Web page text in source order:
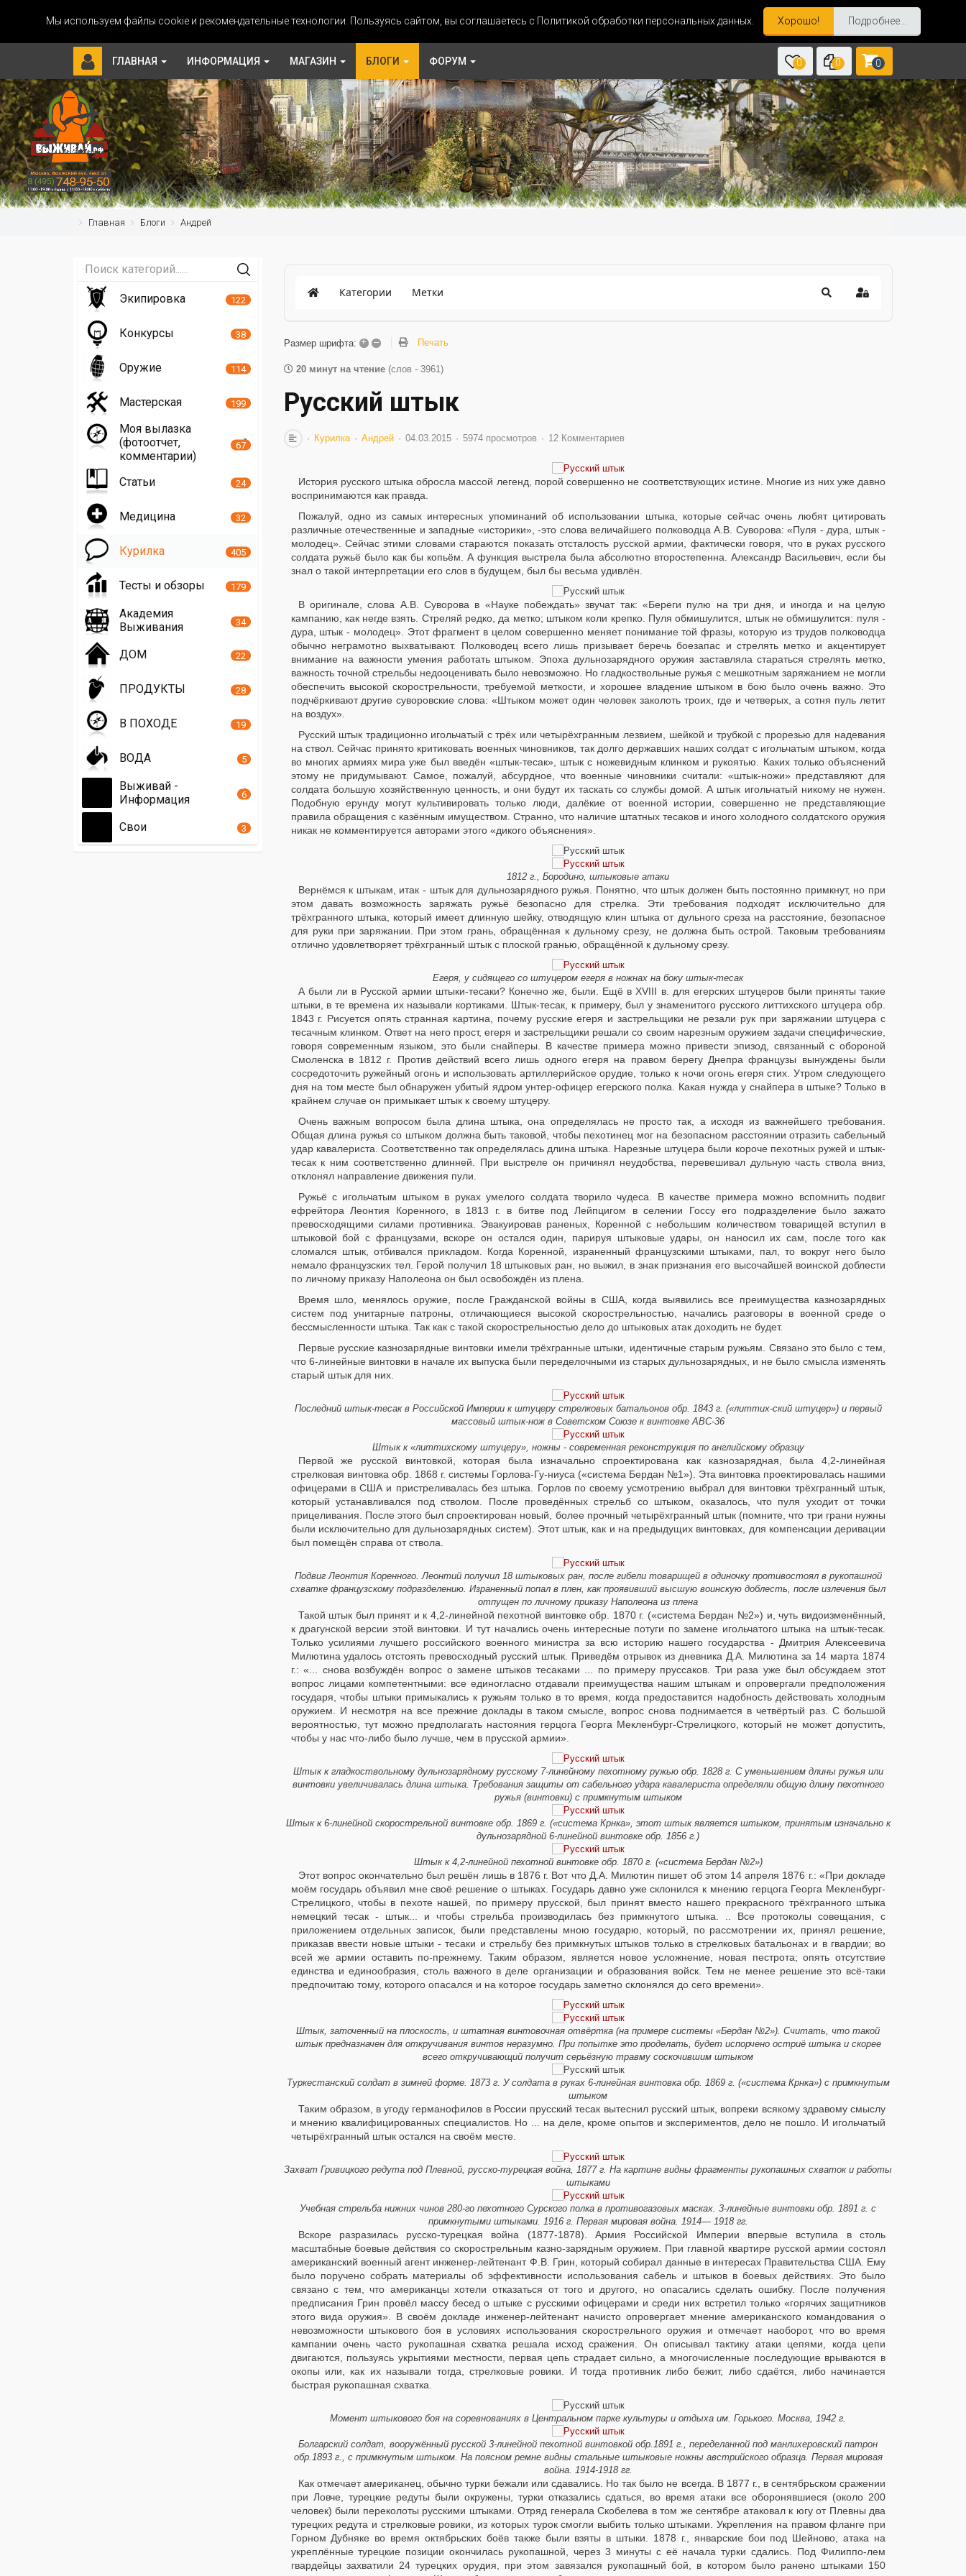
Мы используем файлы cookie и рекомендательные технологии. Пользуясь сайтом, вы соглашаетесь с Политикой обработки персональных данных. Хорошо! Подробнее...
ГЛАВНАЯ ИНФОРМАЦИЯ МАГАЗИН БЛОГИ ФОРУМ 0 0 0
Главная Блоги Андрей
Категории Метки
Размер шрифта: + – Печать
20 минут на чтение (слов - 3961)
Русский штык
Курилка Андрей 04.03.2015 5974 просмотров 12 Комментариев
История русского штыка обросла массой легенд, порой совершенно не соответствующих истине. Многие из них уже давно
воспринимаются как правда.
Пожалуй, одно из самых интересных упоминаний об использовании штыка, которые сейчас очень любят цитировать
различные отечественные и западные «историки», -это слова величайшего полководца А.В. Суворова: «Пуля - дура, штык -
молодец». Сейчас этими словами стараются показать отсталость русской армии, фактически говоря, что в руках русского
солдата ружьё было как бы копьём. А функция выстрела была абсолютно второстепенна. Александр Васильевич, если бы
знал о такой интерпретации его слов в будущем, был бы весьма удивлён.
В оригинале, слова А.В. Суворова в «Науке побеждать» звучат так: «Береги пулю на три дня, и иногда и на целую
кампанию, как негде взять. Стреляй редко, да метко; штыком коли крепко. Пуля обмишулится, штык не обмишулится: пуля -
дура, штык - молодец». Этот фрагмент в целом совершенно меняет понимание той фразы, которую из трудов полководца
обычно неграмотно выхватывают. Полководец всего лишь призывает беречь боезапас и стрелять метко и акцентирует
внимание на важности умения работать штыком. Эпоха дульнозарядного оружия заставляла стараться стрелять метко,
важность точной стрельбы недооценивать было невозможно. Но гладкоствольные ружья с мешкотным заряжанием не могли
обеспечить высокой скорострельности, требуемой меткости, и хорошее владение штыком в бою было очень важно. Это
подчёркивают другие суворовские слова: «Штыком может один человек заколоть троих, где и четверых, а сотня пуль летит
на воздух».
Русский штык традиционно игольчатый с трёх или четырёхгранным лезвием, шейкой и трубкой с прорезью для надевания
на ствол. Сейчас принято критиковать военных чиновников, так долго державших наших солдат с игольчатым штыком, когда
во многих армиях мира уже был введён «штык-тесак», штык с ножевидным клинком и рукоятью. Каких только объяснений
этому не придумывают. Самое, пожалуй, абсурдное, что военные чиновники считали: «штык-ножи» представляют для
солдата большую хозяйственную ценность, и они будут их таскать со службы домой. А штык игольчатый никому не нужен.
Подобную ерунду могут культивировать только люди, далёкие от военной истории, совершенно не представляющие
правила обращения с казённым имуществом. Странно, что наличие штатных тесаков и иного холодного солдатского оружия
никак не комментируется авторами этого «дикого объяснения».
1812 г., Бородино, штыковые атаки
Вернёмся к штыкам, итак - штык для дульнозарядного ружья. Понятно, что штык должен быть постоянно примкнут, но при
этом давать возможность заряжать ружьё безопасно для стрелка. Эти требования подходят исключительно для
трёхгранного штыка, который имеет длинную шейку, отводящую клин штыка от дульного среза на расстояние, безопасное
для руки при заряжании. При этом грань, обращённая к дульному срезу, не должна быть острой. Таковым требованиям
отлично удовлетворяет трёхгранный штык с плоской гранью, обращённой к дульному срезу.
Егеря, у сидящего со штуцером егеря в ножнах на боку штык-тесак
А были ли в Русской армии штыки-тесаки? Конечно же, были. Ещё в XVIII в. для егерских штуцеров были приняты такие
штыки, в те времена их называли кортиками. Штык-тесак, к примеру, был у знаменитого русского литтихского штуцера обр.
1843 г. Рисуется опять странная картина, почему русские егеря и застрельщики не резали рук при заряжании штуцера с
тесачным клинком. Ответ на него прост, егеря и застрельщики решали со своим нарезным оружием задачи специфические,
говоря современным языком, это были снайперы. В качестве примера можно привести эпизод, связанный с обороной
Смоленска в 1812 г. Против действий всего лишь одного егеря на правом берегу Днепра французы вынуждены были
сосредоточить ружейный огонь и использовать артиллерийское орудие, только к ночи огонь егеря стих. Утром следующего
дня на том месте был обнаружен убитый ядром унтер-офицер егерского полка. Какая нужда у снайпера в штыке? Только в
крайнем случае он примыкает штык к своему штуцеру.
Очень важным вопросом была длина штыка, она определялась не просто так, а исходя из важнейшего требования.
Общая длина ружья со штыком должна быть таковой, чтобы пехотинец мог на безопасном расстоянии отразить сабельный
удар кавалериста. Соответственно так определялась длина штыка. Нарезные штуцера были короче пехотных ружей и штык-
тесак к ним соответственно длинней. При выстреле он причинял неудобства, перевешивал дульную часть ствола вниз,
отклонял направление движения пули.
Ружьё с игольчатым штыком в руках умелого солдата творило чудеса. В качестве примера можно вспомнить подвиг
ефрейтора Леонтия Коренного, в 1813 г. в битве под Лейпцигом в селении Госсу его подразделение было зажато
превосходящими силами противника. Эвакуировав раненых, Коренной с небольшим количеством товарищей вступил в
штыковой бой с французами, вскоре он остался один, парируя штыковые удары, он наносил их сам, после того как
сломался штык, отбивался прикладом. Когда Коренной, израненный французскими штыками, пал, то вокруг него было
немало французских тел. Герой получил 18 штыковых ран, но выжил, в знак признания его высочайшей воинской доблести
по личному приказу Наполеона он был освобождён из плена.
Время шло, менялось оружие, после Гражданской войны в США, когда выявились все преимущества казнозарядных
систем под унитарные патроны, отличающиеся высокой скорострельностью, начались разговоры в военной среде о
бессмысленности штыка. Так как с такой скорострельностью дело до штыковых атак доходить не будет.
Первые русские казнозарядные винтовки имели трёхгранные штыки, идентичные старым ружьям. Связано это было с тем,
что 6-линейные винтовки в начале их выпуска были переделочными из старых дульнозарядных, и не было смысла изменять
старый штык для них.
Последний штык-тесак в Российской Империи к штуцеру стрелковых батальонов обр. 1843 г. («литтих-ский штуцер») и первый
массовый штык-нож в Советском Союзе к винтовке АВС-36
Штык к «литтихскому штуцеру», ножны - современная реконструкция по английскому образцу
Первой же русской винтовкой, которая была изначально спроектирована как казнозарядная, была 4,2-линейная
стрелковая винтовка обр. 1868 г. системы Горлова-Гу-ниуса («система Бердан №1»). Эта винтовка проектировалась нашими
офицерами в США и пристреливалась без штыка. Горлов по своему усмотрению выбрал для винтовки трёхгранный штык,
который устанавливался под стволом. После проведённых стрельб со штыком, оказалось, что пуля уходит от точки
прицеливания. После этого был спроектирован новый, более прочный четырёхгранный штык (помните, что три грани нужны
были исключительно для дульнозарядных систем). Этот штык, как и на предыдущих винтовках, для компенсации деривации
был помещён справа от ствола.
Подвиг Леонтия Коренного. Леонтий получил 18 штыковых ран, после гибели товарищей в одиночку противостоял в рукопашной
схватке французскому подразделению. Израненный попал в плен, как проявивший высшую воинскую доблесть, после излечения был
отпущен по личному приказу Наполеона из плена
Такой штык был принят и к 4,2-линейной пехотной винтовке обр. 1870 г. («система Бердан №2») и, чуть видоизменённый,
к драгунской версии этой винтовки. И тут начались очень интересные потуги по замене игольчатого штыка на штык-тесак.
Только усилиями лучшего российского военного министра за всю историю нашего государства - Дмитрия Алексеевича
Милютина удалось отстоять превосходный русский штык. Приведём отрывок из дневника Д.А. Милютина за 14 марта 1874
г.: «... снова возбуждён вопрос о замене штыков тесаками ... по примеру пруссаков. Три раза уже был обсуждаем этот
вопрос лицами компетентными: все единогласно отдавали преимущества нашим штыкам и опровергали предположения
государя, чтобы штыки примыкались к ружьям только в то время, когда предоставится надобность действовать холодным
оружием. И несмотря на все прежние доклады в таком смысле, вопрос снова поднимается в четвёртый раз. С большой
вероятностью, тут можно предполагать настояния герцога Георга Мекленбург-Стрелицкого, который не может допустить,
чтобы у нас что-либо было лучше, чем в прусской армии».
Штык к гладкоствольному дульнозарядному русскому 7-линейному пехотному ружью обр. 1828 г. С уменьшением длины ружья или
винтовки увеличивалась длина штыка. Требования защиты от сабельного удара кавалериста определяли общую длину пехотного
ружья (винтовки) с примкнутым штыком
Штык к 6-линейной скорострельной винтовке обр. 1869 г. («система Крнка», этот штык является штыком, принятым изначально к
дульнозарядной 6-линейной винтовке обр. 1856 г.)
Штык к 4,2-линейной пехотной винтовке обр. 1870 г. («система Бердан №2»)
Этот вопрос окончательно был решён лишь в 1876 г. Вот что Д.А. Милютин пишет об этом 14 апреля 1876 г.: «При докладе
моём государь объявил мне своё решение о штыках. Государь давно уже склонился к мнению герцога Георга Мекленбург-
Стрелицкого, чтобы в пехоте нашей, по примеру прусской, был принят вместо нашего прекрасного трёхгранного штыка
немецкий тесак - штык... и чтобы стрельба производилась без примкнутого штыка. .. Все протоколы совещания, с
приложением отдельных записок, были представлены мною государю, который, по рассмотрении их, принял решение,
приказав ввести новые штыки - тесаки и стрельбу без примкнутых штыков только в стрелковых батальонах и в гвардии; во
всей же армии оставить по-прежнему. Таким образом, является новое усложнение, новая пестрота; опять отсутствие
единства и единообразия, столь важного в деле организации и образования войск. Тем не менее решение это всё-таки
предпочитаю тому, которого опасался и на которое государь заметно склонялся до сего времени».
Штык, заточенный на плоскость, и штатная винтовочная отвёртка (на примере системы «Бердан №2»). Считать, что такой
штык предназначен для откручивания винтов неразумно. При попытке это проделать, будет испорчено остриё штыка и скорее
всего откручивающий получит серьёзную травму соскочившим штыком
Туркестанский солдат в зимней форме. 1873 г. У солдата в руках 6-линейная винтовка обр. 1869 г. («система Крнка») с примкнутым
штыком
Таким образом, в угоду германофилов в России прусский тесак вытеснил русский штык, вопреки всякому здравому смыслу
и мнению квалифицированных специалистов. Но ... на деле, кроме опытов и экспериментов, дело не пошло. И игольчатый
четырёхгранный штык остался на своём месте.
Захват Гривицкого редута под Плевной, русско-турецкая война, 1877 г. На картине видны фрагменты рукопашных схваток и работы
штыками
Учебная стрельба нижних чинов 280-го пехотного Сурского полка в противогазовых масках. 3-линейные винтовки обр. 1891 г. с
примкнутыми штыками. 1916 г. Первая мировая война. 1914— 1918 гг.
Вскоре разразилась русско-турецкая война (1877-1878). Армия Российской Империи впервые вступила в столь
масштабные боевые действия со скорострельным казно-зарядным оружием. При главной квартире русской армии состоял
американский военный агент инженер-лейтенант Ф.В. Грин, который собирал данные в интересах Правительства США. Ему
было поручено собрать материалы об эффективности использования сабель и штыков в боевых действиях. Это было
связано с тем, что американцы хотели отказаться от того и другого, но опасались сделать ошибку. После получения
предписания Грин провёл массу бесед о штыке с русскими офицерами и среди них встретил только «горячих защитников
этого вида оружия». В своём докладе инженер-лейтенант начисто опровергает мнение американского командования о
невозможности штыкового боя в условиях использования скорострельного оружия и отмечает наоборот, что во время
кампании очень часто рукопашная схватка решала исход сражения. Он описывал тактику атаки цепями, когда цепи
двигаются, пользуясь укрытиями местности, первая цепь страдает сильно, а многочисленные последующие врываются в
окопы или, как их называли тогда, стрелковые ровики. И тогда противник либо бежит, либо сдаётся, либо начинается
быстрая рукопашная схватка.
Момент штыкового боя на соревнованиях в Центральном парке культуры и отдыха им. Горького. Москва, 1942 г.
Болгарский солдат, вооружённый русской 3-линейной пехотной винтовкой обр.1891 г., переделанной под манлихеровский патрон
обр.1893 г., с примкнутым штыком. На поясном ремне видны стальные штыковые ножны австрийского образца. Первая мировая
война. 1914-1918 гг.
Как отмечает американец, обычно турки бежали или сдавались. Но так было не всегда. В 1877 г., в сентябрьском сражении
при Ловче, турецкие редуты были окружены, турки отказались сдаться, во время атаки все оборонявшиеся (около 200
человек) были переколоты русскими штыками. Отряд генерала Скобелева в том же сентябре атаковал к югу от Плевны два
турецких редута и стрелковые ровики, из которых турок смогли выбить только штыками. Укрепления на правом фланге при
Горном Дубняке во время октябрьских боёв также были взяты в штыки. 1878 г., январские бои под Шейново, атака на
укреплённые турецкие позиции окончилась рукопашной, через 3 минуты с её начала турки сдались. Под Филиппо-лем
гвардейцы захватили 24 турецких орудия, при этом завязался рукопашный бой, в котором было ранено штыками 150
Экипировка 122
Конкурсы 38
Оружие 114
Мастерская 199
Моя вылазка
(фотоотчет,
комментарии)
67
Статьи 24
Медицина 32
Курилка 405
Тесты и обзоры 179
Академия
Выживания
34
ДОМ 22
ПРОДУКТЫ 28
В ПОХОДЕ 19
ВОДА 5
Выживай -
Информация
6
Свои 3